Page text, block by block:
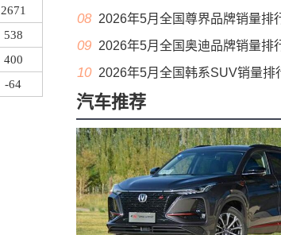
2671
538
400
-64
08 2026年5月全国尊界品牌销量排
09 2026年5月全国奥迪品牌销量排
10 2026年5月全国韩系SUV销量排
汽车推荐